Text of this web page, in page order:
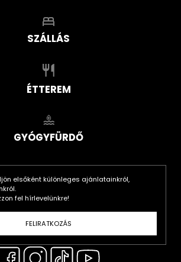
SZÁLLÁS
ÉTTEREM
GYÓGYFÜRDŐ
elsőként különleges ajánlatainkról,
fel hírlevelünkre!
FELIRATKOZÁS